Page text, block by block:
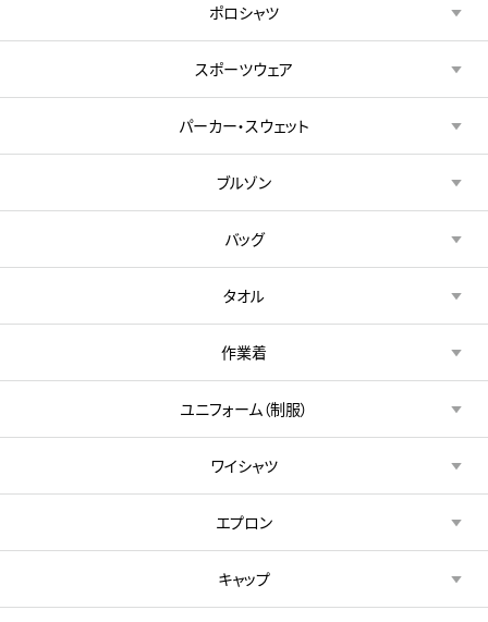
ポロシャツ
スポーツウェア
パーカー・スウェット
ブルゾン
バッグ
タオル
作業着
ユニフォーム（制服）
ワイシャツ
エプロン
キャップ